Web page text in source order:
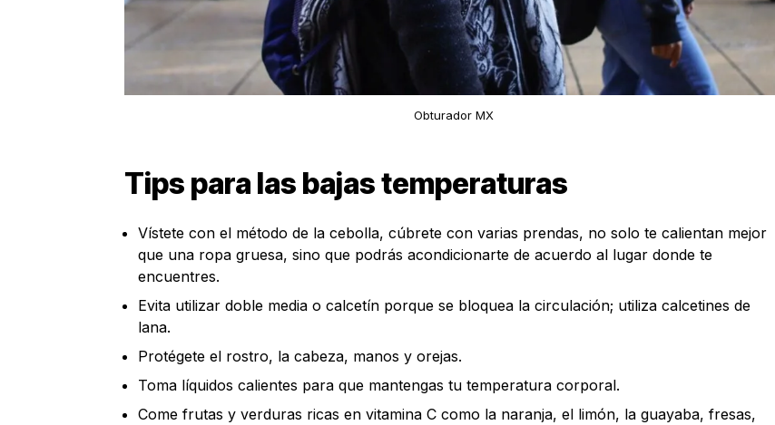
Obturador MX
Tips para las bajas temperaturas
Vístete con el método de la cebolla, cúbrete con varias prendas, no solo te calientan mejor
que una ropa gruesa, sino que podrás acondicionarte de acuerdo al lugar donde te
encuentres.
Evita utilizar doble media o calcetín porque se bloquea la circulación; utiliza calcetines de
lana.
Protégete el rostro, la cabeza, manos y orejas.
Toma líquidos calientes para que mantengas tu temperatura corporal.
Come frutas y verduras ricas en vitamina C como la naranja, el limón, la guayaba, fresas,